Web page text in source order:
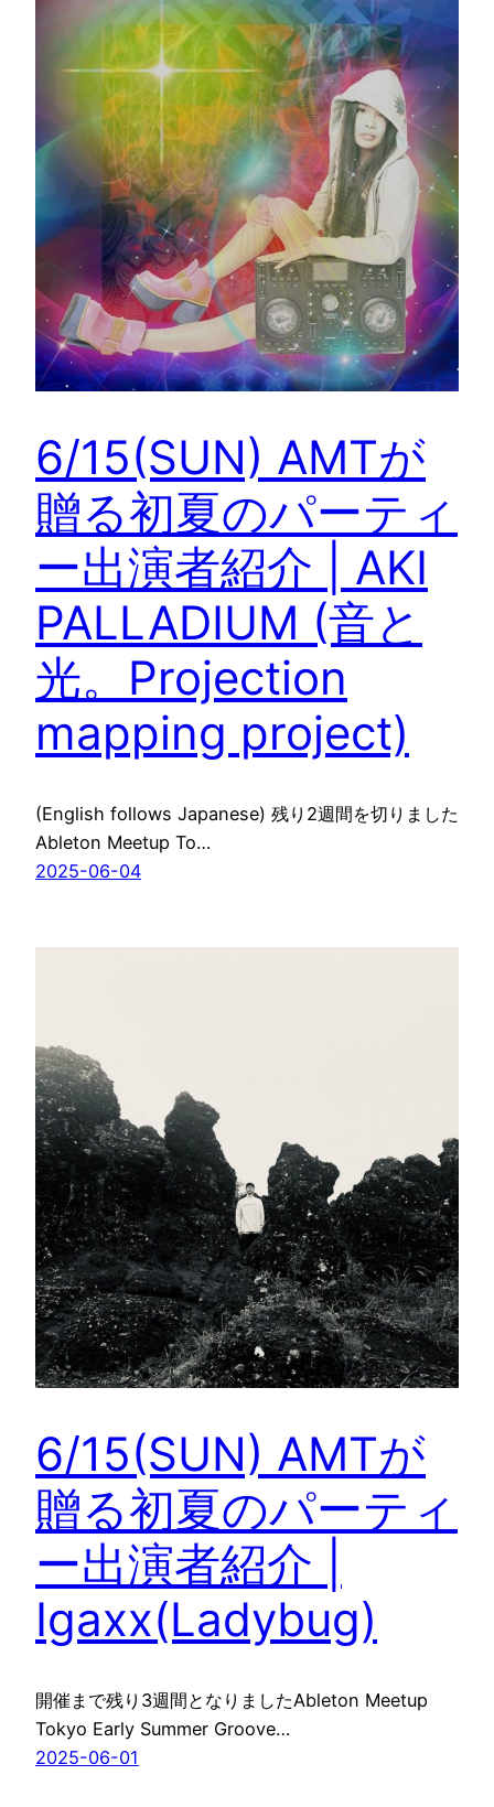
6/15(SUN) AMTが
贈る初夏のパーティ
ー出演者紹介 | AKI
PALLADIUM (音と
光。Projection
mapping project)
(English follows Japanese) 残り2週間を切りました
Ableton Meetup To…
2025-06-04
6/15(SUN) AMTが
贈る初夏のパーティ
ー出演者紹介 |
Igaxx(Ladybug)
開催まで残り3週間となりましたAbleton Meetup
Tokyo Early Summer Groove…
2025-06-01